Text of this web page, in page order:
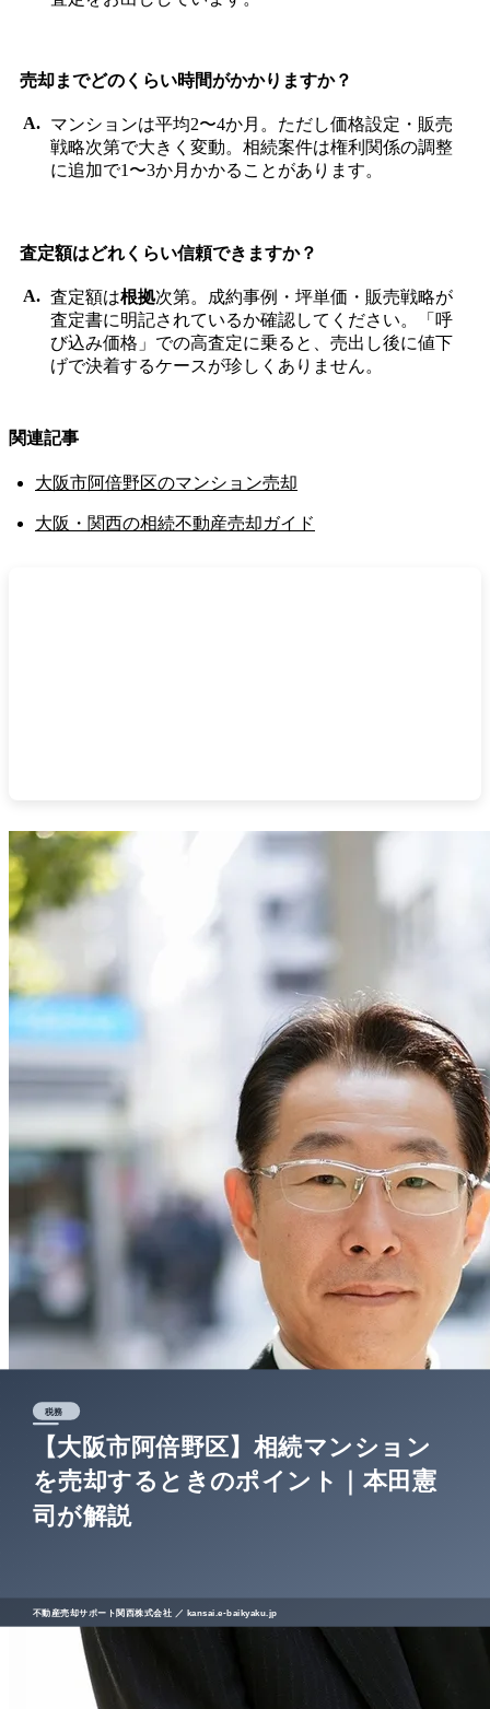
売却までどのくらい時間がかかりますか？
マンションは平均2〜4か月。ただし価格設定・販売
戦略次第で大きく変動。相続案件は権利関係の調整
に追加で1〜3か月かかることがあります。
査定額はどれくらい信頼できますか？
査定額は根拠次第。成約事例・坪単価・販売戦略が
査定書に明記されているか確認してください。「呼
び込み価格」での高査定に乗ると、売出し後に値下
げで決着するケースが珍しくありません。
関連記事
大阪市阿倍野区のマンション売却
大阪・関西の相続不動産売却ガイド